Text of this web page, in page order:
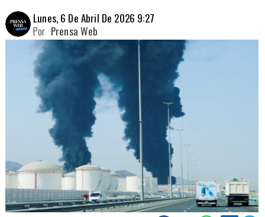
Lunes, 6 De Abril De 2026 9:27
Prensa Web
Por